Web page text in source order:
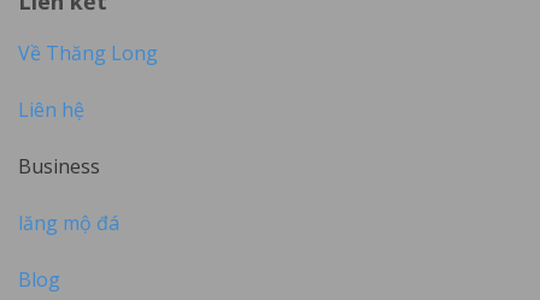
Về Thăng Long
Liên hệ
Business
lăng mộ đá
Blog